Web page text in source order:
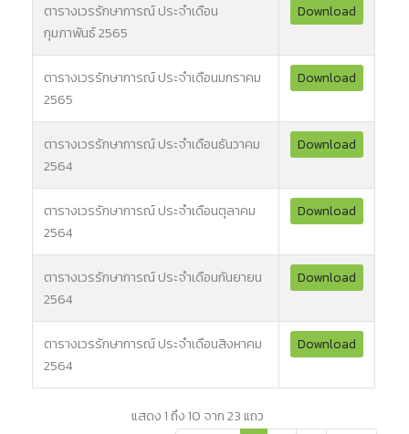
ตารางเวรรักษาการณ์ ประจำเดือน
กุมภาพันธ์ 2565
Download
ตารางเวรรักษาการณ์ ประจำเดือนมกราคม
2565
Download
ตารางเวรรักษาการณ์ ประจำเดือนธันวาคม
2564
Download
ตารางเวรรักษาการณ์ ประจำเดือนตุลาคม
2564
Download
ตารางเวรรักษาการณ์ ประจำเดือนกันยายน
2564
Download
ตารางเวรรักษาการณ์ ประจำเดือนสิงหาคม
2564
Download
แสดง 1 ถึง 10 จาก 23 แถว